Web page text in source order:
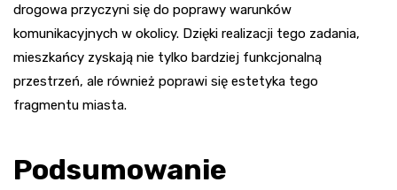
drogowa przyczyni się do poprawy warunków
komunikacyjnych w okolicy. Dzięki realizacji tego zadania,
mieszkańcy zyskają nie tylko bardziej funkcjonalną
przestrzeń, ale również poprawi się estetyka tego
fragmentu miasta.
Podsumowanie